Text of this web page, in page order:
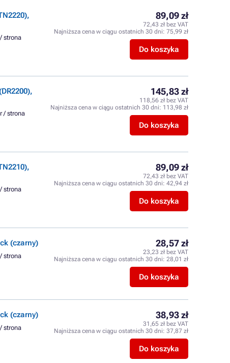
strona
89,09 zł
72,43 zł bez VAT
Najniższa cena w ciągu ostatnich 30 dni: 75,99 zł
Do koszyka
/ strona
145,83 zł
118,56 zł bez VAT
Najniższa cena w ciągu ostatnich 30 dni: 113,98 zł
Do koszyka
strona
89,09 zł
72,43 zł bez VAT
Najniższa cena w ciągu ostatnich 30 dni: 42,94 zł
Do koszyka
(czarny)
strona
28,57 zł
23,23 zł bez VAT
Najniższa cena w ciągu ostatnich 30 dni: 28,01 zł
Do koszyka
(czarny)
strona
38,93 zł
31,65 zł bez VAT
Najniższa cena w ciągu ostatnich 30 dni: 37,87 zł
Do koszyka